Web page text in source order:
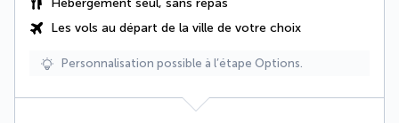
Hébergement seul, sans repas
Les vols au départ de la ville de votre choix
Personnalisation possible à l’étape Options.